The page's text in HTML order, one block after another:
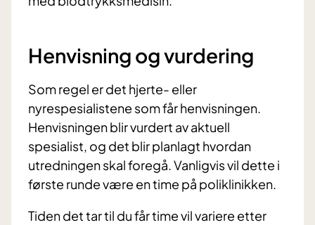
Henvisning og vurdering
Som regel er det hjerte- eller
nyrespesialistene som får henvisningen.
Henvisningen blir vurdert av aktuell
spesialist, og det blir planlagt hvordan
utredningen skal foregå. Vanligvis vil dette i
første runde være en time på poliklinikken.
Tiden det tar til du får time vil variere etter